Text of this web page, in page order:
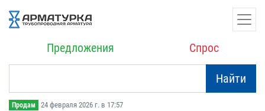
Предложения Спрос
Найти
Продам 24 февраля 2026 г. в 17:57